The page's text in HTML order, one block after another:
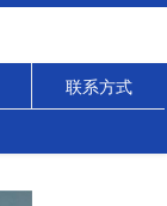
联系方式